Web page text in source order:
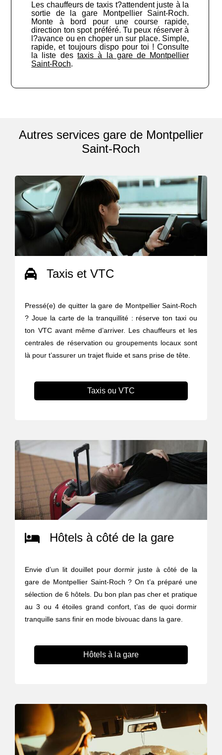
Les chauffeurs de taxis t?attendent juste à la
sortie de la gare Montpellier Saint-Roch.
Monte à bord pour une course rapide,
direction ton spot préféré. Tu peux réserver à
l?avance ou en choper un sur place. Simple,
rapide, et toujours dispo pour toi ! Consulte
la liste destaxis à la gare de Montpellier
Saint-Roch.
Autres services gare de Montpellier
Saint-Roch
Taxis et VTC
Pressé(e) de quitter la gare de Montpellier Saint-Roch
? Joue la carte de la tranquillité : réserve ton taxi ou
ton VTC avant même d’arriver. Les chauffeurs et les
centrales de réservation ou groupements locaux sont
là pour t’assurer un trajet fluide et sans prise de tête.
Taxis ou VTC
Hôtels à côté de la gare
Envie d’un lit douillet pour dormir juste à côté de la
gare de Montpellier Saint-Roch ? On t’a préparé une
sélection de 6 hôtels. Du bon plan pas cher et pratique
au 3 ou 4 étoiles grand confort, t’as de quoi dormir
tranquille sans finir en mode bivouac dans la gare.
Hôtels à la gare